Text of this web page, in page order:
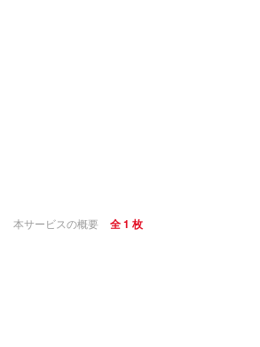
本サービスの概要 全 1 枚